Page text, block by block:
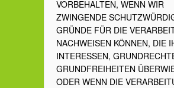
VORBEHALTEN, WENN WIR
ZWINGENDE
GRÜNDE FÜR DIE
NACHWEISEN KÖNNEN, DIE
INTERESSEN,
GRUNDFREIHEITEN
ODER WENN DIE